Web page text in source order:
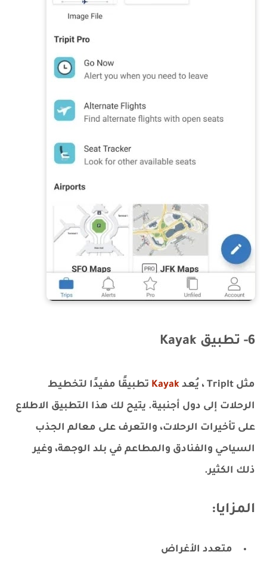
6- تطبيق Kayak
مثل TripIt ، يُعد Kayak تطبيقًا مفيدًا لتخطيط
الرحلات إلى دول أجنبية. يتيح لك هذا التطبيق الاطلاع
على تأخيرات الرحلات، والتعرف على معالم الجذب
السياحي والفنادق والمطاعم في بلد الوجهة، وغير
ذلك الكثير.
المزايا:
متعدد الأغراض